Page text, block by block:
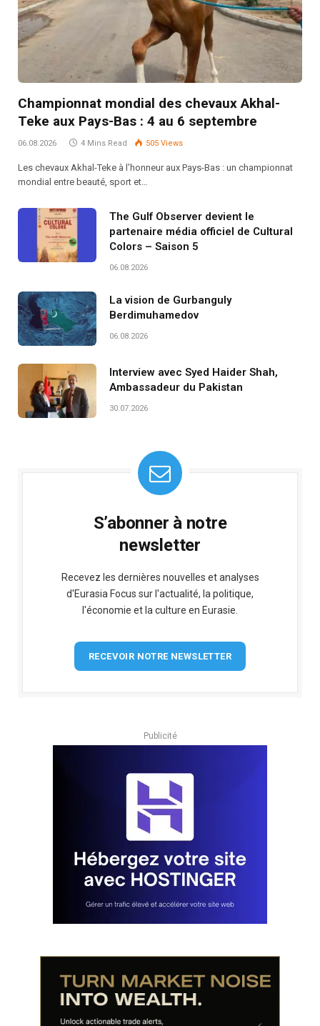
Championnat mondial des chevaux Akhal-
Teke aux Pays-Bas : 4 au 6 septembre
06.08.2026 4 Mins Read 505 Views
Les chevaux Akhal-Teke à l’honneur aux Pays-Bas : un championnat
mondial entre beauté, sport et…
The Gulf Observer devient le
partenaire média officiel de Cultural
Colors – Saison 5
06.08.2026
La vision de Gurbanguly
Berdimuhamedov
06.08.2026
Interview avec Syed Haider Shah,
Ambassadeur du Pakistan
30.07.2026
S’abonner à notre
newsletter
Recevez les dernières nouvelles et analyses
d'Eurasia Focus sur l'actualité, la politique,
l'économie et la culture en Eurasie.
RECEVOIR NOTRE NEWSLETTER
Publicité